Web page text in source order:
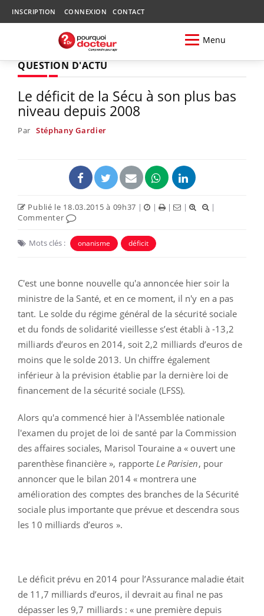
INSCRIPTION CONNEXION CONTACT
Menu
QUESTION D'ACTU
Le déficit de la Sécu à son plus bas
niveau depuis 2008
Par Stéphany Gardier
Publié le 18.03.2015 à 09h37 | | | |
|
Commenter
Mots clés : onanisme déficit
C'est une bonne nouvelle qu'a annoncée hier soir la
ministre de la Santé, et en ce moment, il n'y en a pas
tant. Le solde du régime général de la sécurité sociale
et du fonds de solidarité vieillesse s’est établi à -13,2
milliards d’euros en 2014, soit 2,2 milliards d’euros de
moins que le solde 2013. Un chiffre également
inférieur à la prévision établie par la dernière loi de
financement de la sécurité sociale (LFSS).
Alors qu'a commencé hier à l'Assemblée nationale
l'examen du projet de loi de santé par la Commission
des affaires sociales, Marisol Touraine a « ouvert une
parenthèse financière », rapporte Le Parisien, pour
annoncer que le bilan 2014 « montrera une
amélioration des comptes des branches de la Sécurité
sociale plus importante que prévue et descendra sous
les 10 milliards d’euros ».
Le déficit prévu en 2014 pour l’Assurance maladie était
de 11,7 milliards d’euros, il devrait au final ne pas
dépasser les 9,7 milliards : « une première depuis